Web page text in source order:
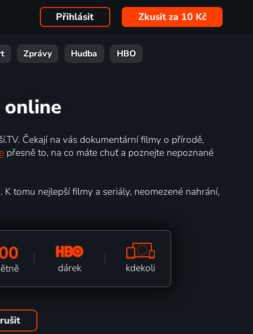
Přihlásit Zkusit za 10 Kč
Zprávy Hudba HBO
Čekají na vás dokumentární filmy o přírodě,
přesně to, na co máte chuť a poznejte nepoznané
tomu nejlepší filmy a seriály, neomezené nahrání,
dárek kdekoli